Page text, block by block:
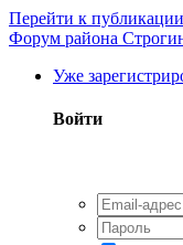
Перейти к публикации
Форум района
Уже
Войти